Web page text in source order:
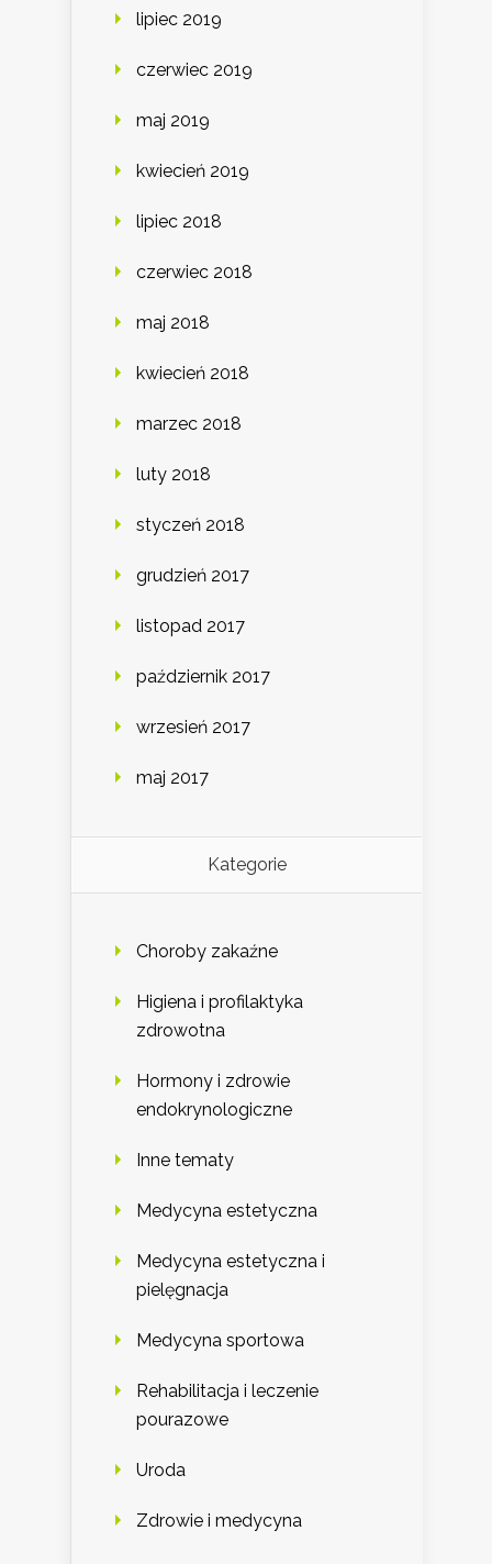
lipiec 2019
czerwiec 2019
maj 2019
kwiecień 2019
lipiec 2018
czerwiec 2018
maj 2018
kwiecień 2018
marzec 2018
luty 2018
styczeń 2018
grudzień 2017
listopad 2017
październik 2017
wrzesień 2017
maj 2017
Kategorie
Choroby zakaźne
Higiena i profilaktyka
zdrowotna
Hormony i zdrowie
endokrynologiczne
Inne tematy
Medycyna estetyczna
Medycyna estetyczna i
pielęgnacja
Medycyna sportowa
Rehabilitacja i leczenie
pourazowe
Uroda
Zdrowie i medycyna